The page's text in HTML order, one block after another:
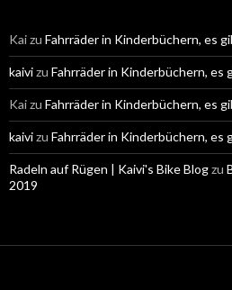
Kaizu Fahrräder in Kinderbüchern, es
kaivizu Fahrräder in Kinderbüchern, es
Kaizu Fahrräder in Kinderbüchern, es
kaivizu Fahrräder in Kinderbüchern, es
Radeln auf Rügen | Kaivi's Bike Blogzu
2019